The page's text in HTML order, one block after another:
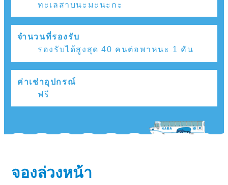
ทะเลสาบนะมะนะกะ
จำนวนที่รองรับ
รองรับได้สูงสุด 40 คนต่อพาหนะ 1 คัน
ค่าเช่าอุปกรณ์
ฟรี
จองล่วงหน้า